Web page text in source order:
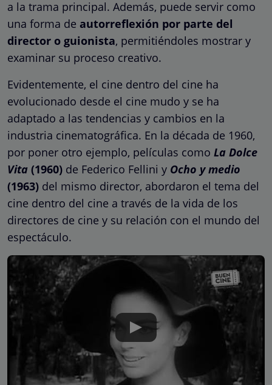
a la trama principal. Además, puede servir como
una forma de autorreflexión por parte del
director o guionista, permitiéndoles mostrar y
examinar su proceso creativo.
Evidentemente, el cine dentro del cine ha
evolucionado desde el cine mudo y se ha
adaptado a las tendencias y cambios en la
industria cinematográfica. En la década de 1960,
por poner otro ejemplo, películas como La Dolce
Vita (1960) de Federico Fellini y Ocho y medio
(1963) del mismo director, abordaron el tema del
cine dentro del cine a través de la vida de los
directores de cine y su relación con el mundo del
espectáculo.